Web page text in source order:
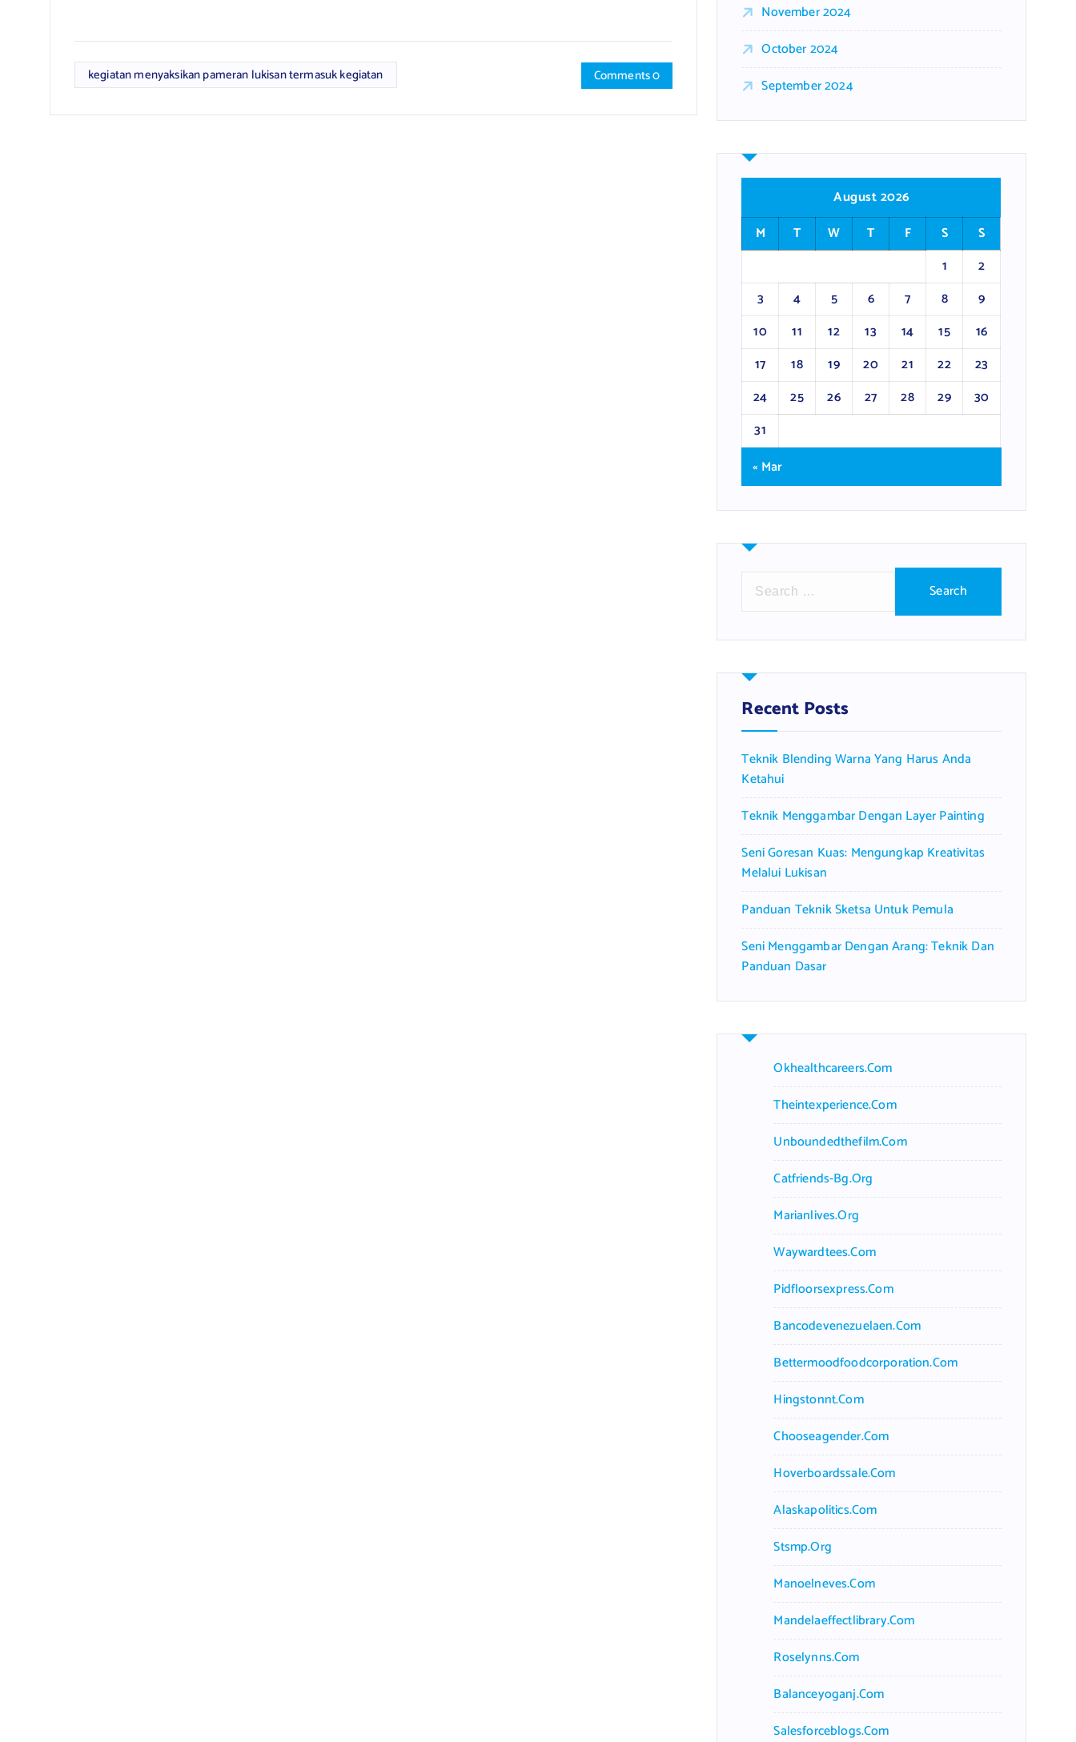
kegiatan menyaksikan pameran lukisan termasuk kegiatan Comments 0
November 2024
October 2024
September 2024
August 2026
M
T W T F S
S
1
2
3
4 5 6 7 8
9
10
11 12 13 14 15
16
17
18 19 20 21 22
23
24
25 26 27 28 29
30
31
« Mar
r
h
f
o
:
Recent Posts
Teknik Blending Warna Yang Harus Anda
Ketahui
Teknik Menggambar Dengan Layer Painting
Seni Goresan Kuas: Mengungkap Kreativitas
Melalui Lukisan
Panduan Teknik Sketsa Untuk Pemula
Seni Menggambar Dengan Arang: Teknik Dan
Panduan Dasar
Okhealthcareers.com
Theintexperience.com
Unboundedthefilm.com
Catfriends-Bg.org
Marianlives.org
Waywardtees.com
Pidfloorsexpress.com
Bancodevenezuelaen.com
Bettermoodfoodcorporation.com
Hingstonnt.com
Chooseagender.com
Hoverboardssale.com
Alaskapolitics.com
Stsmp.org
Manoelneves.com
Mandelaeffectlibrary.com
Roselynns.com
Balanceyoganj.com
Salesforceblogs.com